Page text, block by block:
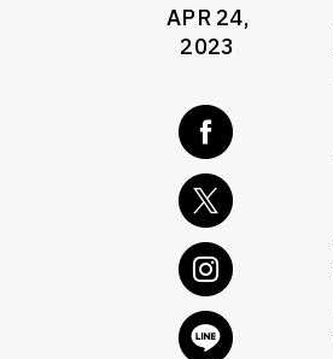
APR 24,
2023